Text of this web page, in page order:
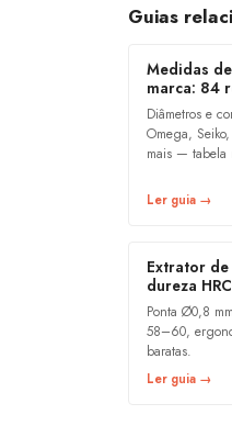
Guias
Medidas
marca: 84
Diâmetros e
Omega,
mais — tabela
Ler guia →
Extrator
dureza
Ponta Ø0,8
58–60,
baratas.
Ler guia →